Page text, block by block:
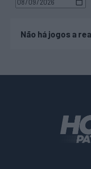
Não há jogos a